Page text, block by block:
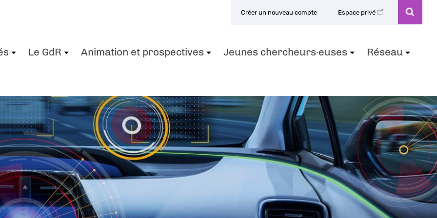
Créer un nouveau compte Espace privé
Le GdR Animation et prospectives Jeunes chercheurs·euses Réseau